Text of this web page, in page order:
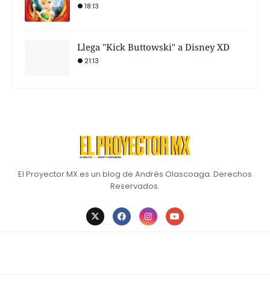
18:13
Llega "Kick Buttowski" a Disney XD
21:13
El Proyector MX es un blog de Andrés Olascoaga. Derechos
Reservados.